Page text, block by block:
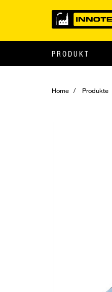
PRODUKT
Home Produkte